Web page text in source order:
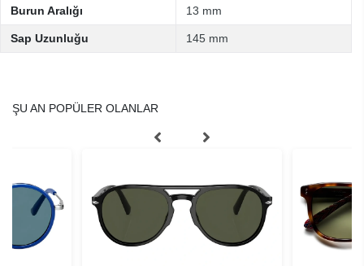
Burun Aralığı 13 mm
Sap Uzunluğu 145 mm
ŞU AN POPÜLER OLANLAR